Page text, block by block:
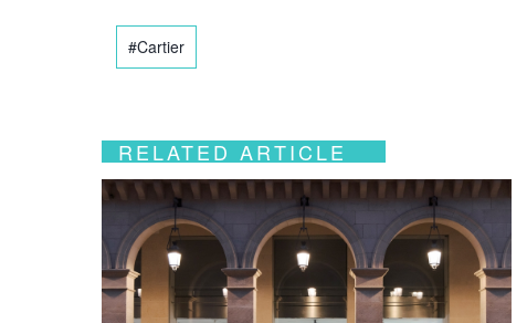
#Cartier
RELATED ARTICLE